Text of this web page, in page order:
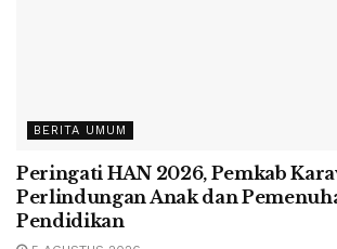
BERITA UMUM
Peringati HAN 2026, Pemkab
Perlindungan Anak dan
Pendidikan